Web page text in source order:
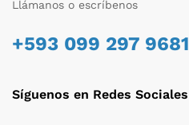
Llámanos o escríbenos
+593 099 297 9681
Síguenos en Redes Sociales